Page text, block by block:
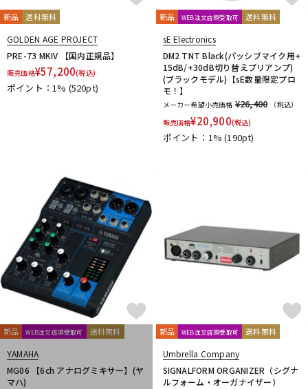
新品 送料無料
GOLDEN AGE PROJECT
PRE-73 MKIV 【国内正規品】
販売価格¥57,200(税込)
ポイント：1% (520pt)
新品 WEB注文店頭受取可 送料無料
sE Electronics
DM2 TNT Black(パッシブマイク用+
15dB/+30dB切り替えプリアンプ)
(ブラックモデル)【sE数量限定プロ
モ！】
メーカー希望小売価格 ¥26,400
（税込）
販売価格¥20,900(税込)
ポイント：1%(190pt)
新品 WEB注文店頭受取可 送料無料
YAMAHA
MG06 【6ch アナログミキサー】(ヤ
マハ)
新品 WEB注文店頭受取可 送料無料
Umbrella Company
SIGNALFORM ORGANIZER（シグナ
ルフォーム・オーガナイザー）